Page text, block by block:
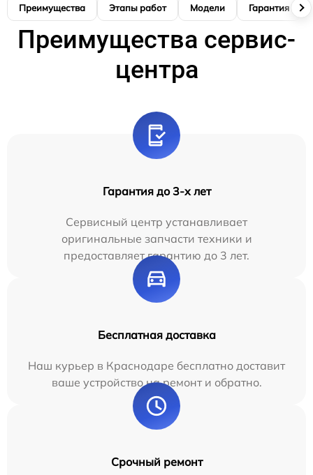
Преимущества Этапы работ Модели Гарантия
Преимущества сервис-
центра
Гарантия до 3-х лет
Сервисный центр устанавливает
оригинальные запчасти техники и
предоставляет гарантию до 3 лет.
Бесплатная доставка
Наш курьер в Краснодаре бесплатно доставит
ваше устройство на ремонт и обратно.
Срочный ремонт